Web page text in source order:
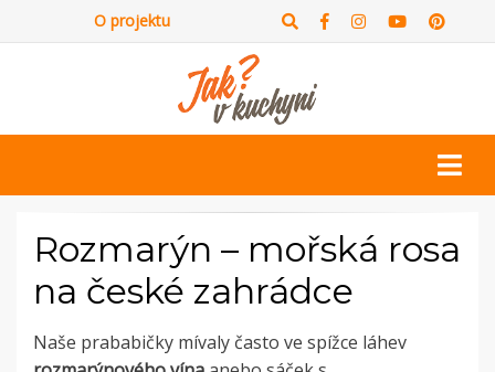
O projektu
Rozmarýn – mořská rosa
na české zahrádce
Naše prababičky mívaly často ve spížce láhev